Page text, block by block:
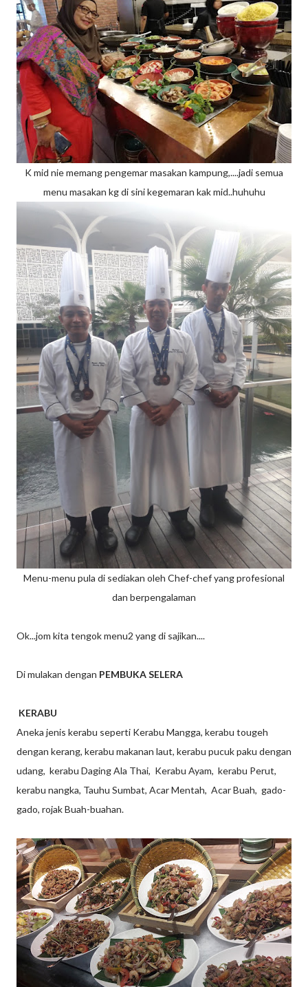
K mid nie memang pengemar masakan kampung,....jadi semua
menu masakan kg di sini kegemaran kak mid..huhuhu
Menu-menu pula di sediakan oleh Chef-chef yang profesional
dan berpengalaman
Ok...jom kita tengok menu2 yang di sajikan....
Di mulakan dengan PEMBUKA SELERA
KERABU
Aneka jenis kerabu seperti Kerabu Mangga, kerabu tougeh
dengan kerang, kerabu makanan laut, kerabu pucuk paku dengan
udang, kerabu Daging Ala Thai, Kerabu Ayam, kerabu Perut,
kerabu nangka, Tauhu Sumbat, Acar Mentah, Acar Buah, gado-
gado, rojak Buah-buahan.